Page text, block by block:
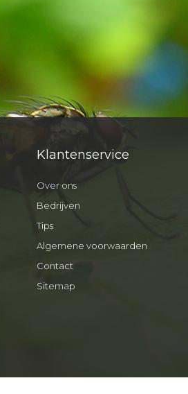
Klantenservice
Over ons
Bedrijven
Tips
Algemene voorwaarden
Contact
Sitemap